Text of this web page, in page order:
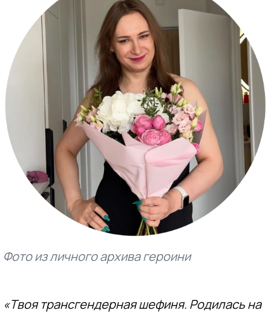
Фото из личного архива героини
«Твоя трансгендерная шефиня. Родилась на